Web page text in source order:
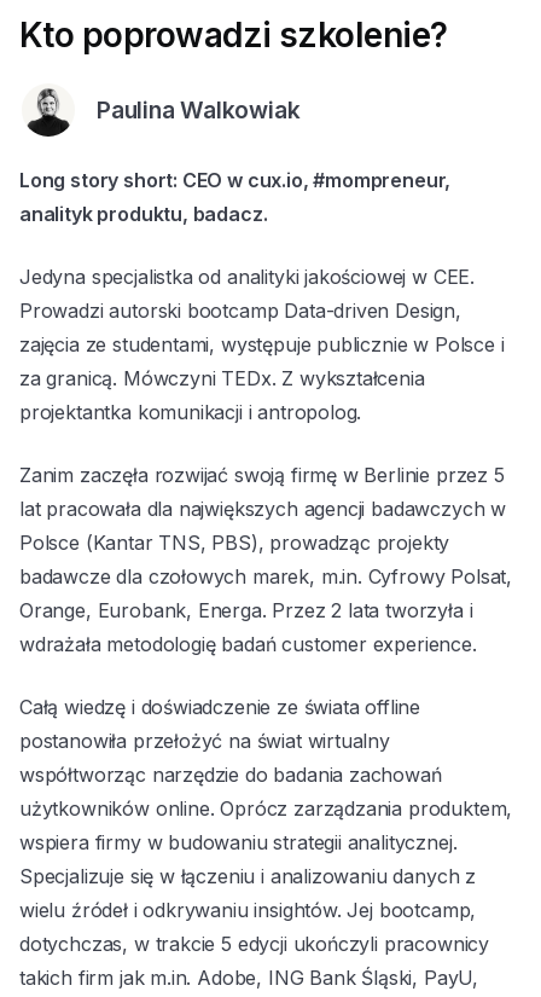
Kto poprowadzi szkolenie?
Paulina Walkowiak
Long story short: CEO w cux.io, #mompreneur,
analityk produktu, badacz.
Jedyna specjalistka od analityki jakościowej w CEE.
Prowadzi autorski bootcamp Data-driven Design,
zajęcia ze studentami, występuje publicznie w Polsce i
za granicą. Mówczyni TEDx. Z wykształcenia
projektantka komunikacji i antropolog.
Zanim zaczęła rozwijać swoją firmę w Berlinie przez 5
lat pracowała dla największych agencji badawczych w
Polsce (Kantar TNS, PBS), prowadząc projekty
badawcze dla czołowych marek, m.in. Cyfrowy Polsat,
Orange, Eurobank, Energa. Przez 2 lata tworzyła i
wdrażała metodologię badań customer experience.
Całą wiedzę i doświadczenie ze świata offline
postanowiła przełożyć na świat wirtualny
współtworząc narzędzie do badania zachowań
użytkowników online. Oprócz zarządzania produktem,
wspiera firmy w budowaniu strategii analitycznej.
Specjalizuje się w łączeniu i analizowaniu danych z
wielu źródeł i odkrywaniu insightów. Jej bootcamp,
dotychczas, w trakcie 5 edycji ukończyli pracownicy
takich firm jak m.in. Adobe, ING Bank Śląski, PayU,